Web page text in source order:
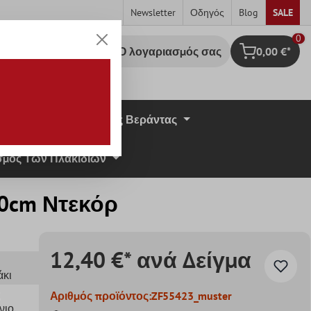
Newsletter Οδηγός Blog SALE
Ο λογαριασμός σας Καλάθι
0
0,00 €*
Πλάκες Βεράντας
Των Πλακιδίων
Ντεκόρ
,
12,40 €* ανά Δείγμα
Αριθμός προϊόντος:ZF55423_muster